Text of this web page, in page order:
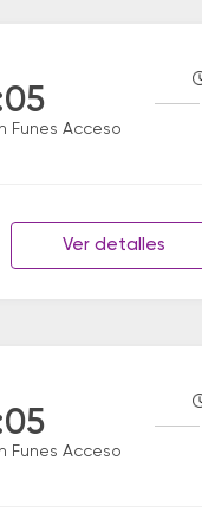
Funes Acceso
Ver detalles
Funes Acceso